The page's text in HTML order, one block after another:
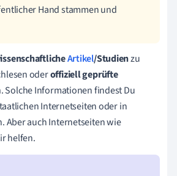
Hand stammen und
Artikel/Studienzu
oderoffiziell geprüfte
Solche Informationen findest Du
Internetseiten oder in
Aber auch Internetseiten wie
helfen.